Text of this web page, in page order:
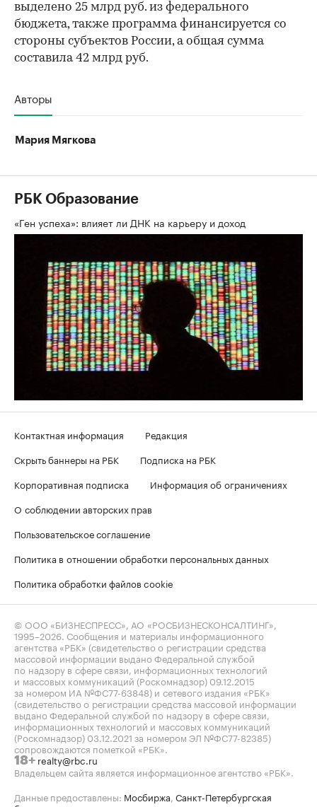
выделено 25 млрд руб. из федерального
бюджета, также программа финансируется со
стороны субъектов России, а общая сумма
составила 42 млрд руб.
Авторы
Мария Мягкова
РБК Образование
«Ген успеха»: влияет ли ДНК на карьеру и доход
Контактная информация
Редакция
Скрыть баннеры на РБК
Подписка на РБК
Корпоративная подписка
Информация об ограничениях
О соблюдении авторских прав
Пользовательское соглашение
Политика в отношении обработки персональных данных
Политика обработки файлов cookie
© ООО «БИЗНЕСПРЕСС», АО «РОСБИЗНЕСКОНСАЛТИНГ»,
1995–2026 . Сообщения и материалы информационного
агентства «РБК» (свидетельство о регистрации средства
массовой информации выдано Федеральной службой
по надзору в сфере связи, информационных технологий
и массовых коммуникаций (Роскомнадзор) 09.12.2015
за номером ИА №ФС77-63848) и сетевого издания «РБК»
(свидетельство о регистрации средства массовой информации
выдано Федеральной службой по надзору в сфере связи,
информационных технологий и массовых коммуникаций
(Роскомнадзор) 03.12.2021 за номером ЭЛ №ФС77-82385)
сопровождаются пометкой «РБК».
18+ realty@rbc.ru
Владельцем сайта является информационное агентство «РБК».
Данные предоставлены: Мосбиржа Санкт-Петербургская